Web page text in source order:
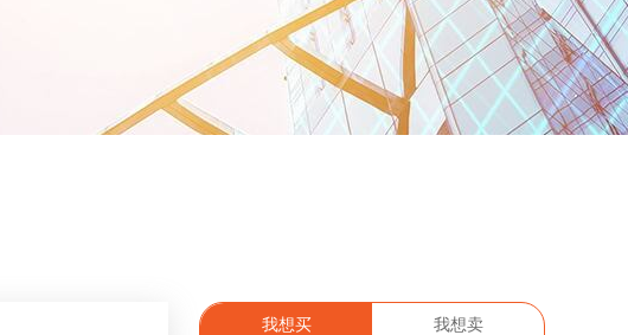
我想买 我想卖